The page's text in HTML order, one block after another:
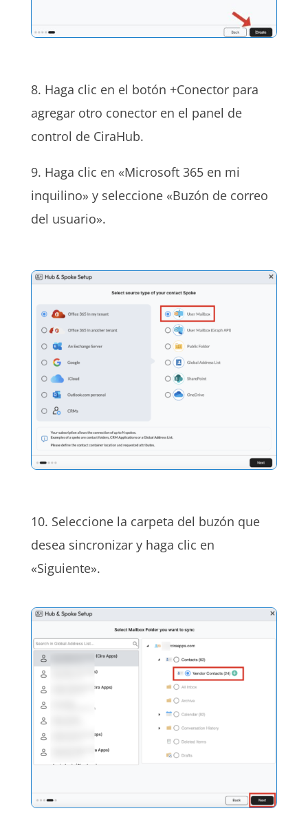
8. Haga clic en el botón +Conector para
agregar otro conector en el panel de
control de CiraHub.
9. Haga clic en «Microsoft 365 en mi
inquilino» y seleccione «Buzón de correo
del usuario».
10. Seleccione la carpeta del buzón que
desea sincronizar y haga clic en
«Siguiente».